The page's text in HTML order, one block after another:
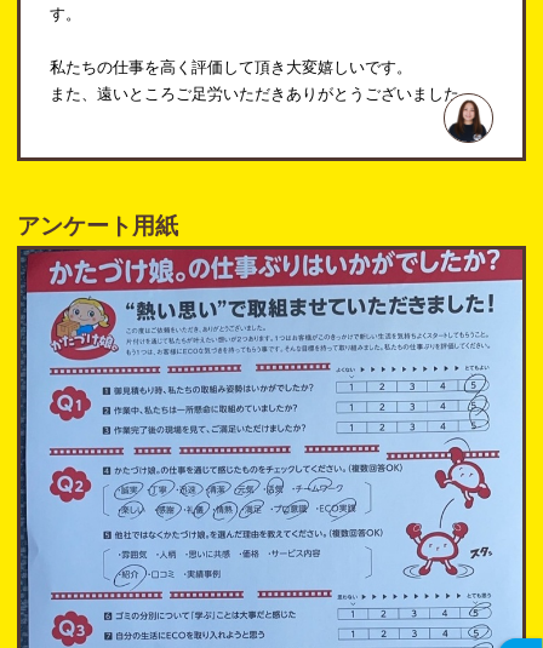
す。
私たちの仕事を高く評価して頂き大変嬉しいです。
また、遠いところご足労いただきありがとうございました。
アンケート用紙